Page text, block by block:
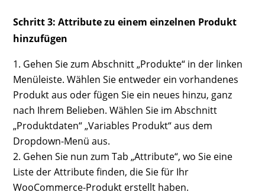
Schritt 3: Attribute zu einem einzelnen Produkt
hinzufügen
Gehen Sie zum Abschnitt „Produkte“ in der linken
Menüleiste. Wählen Sie entweder ein vorhandenes
Produkt aus oder fügen Sie ein neues hinzu, ganz
nach Ihrem Belieben. Wählen Sie im Abschnitt
„Produktdaten“ „Variables Produkt“ aus dem
Dropdown-Menü aus.
Gehen Sie nun zum Tab „Attribute“, wo Sie eine
Liste der Attribute finden, die Sie für Ihr
WooCommerce-Produkt erstellt haben.